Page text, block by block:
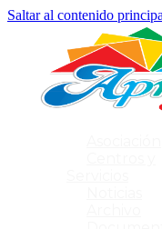
Saltar al contenido